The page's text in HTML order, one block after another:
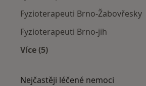
Fyzioterapeuti Brno-Žabovřesky
Fyzioterapeuti Brno-jih
Více (5)
Nejčastěji léčené nemoci